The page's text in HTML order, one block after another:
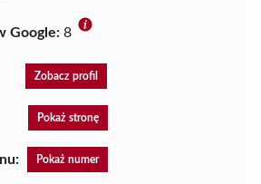
Google: 8
Zobacz profil
Pokaż stronę
Pokaż numer